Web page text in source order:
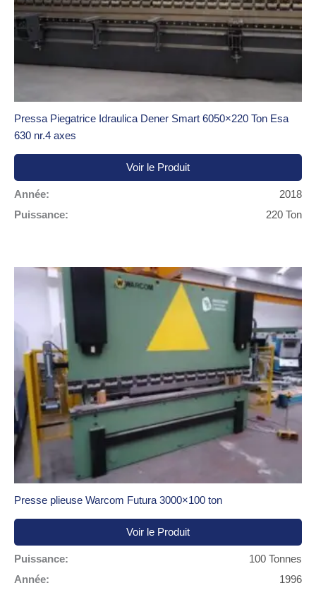
Pressa Piegatrice Idraulica Dener Smart 6050×220 Ton Esa
630 nr.4 axes
Voir le Produit
Année:
2018
Puissance:
220 Ton
Presse plieuse Warcom Futura 3000×100 ton
Voir le Produit
Puissance:
100 Tonnes
Année:
1996